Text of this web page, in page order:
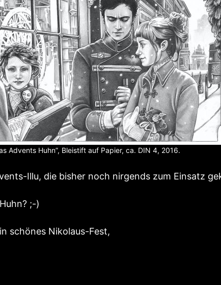
Advents Huhn”, Bleistift auf Papier, ca. DIN 4, 2016.
Illu, die bisher noch nirgends zum Einsatz
;-)
schönes Nikolaus-Fest,